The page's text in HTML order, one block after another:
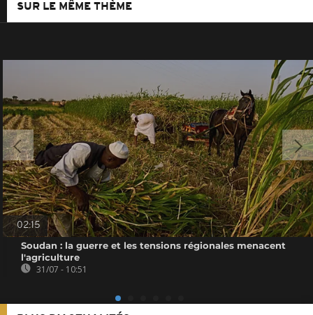
SUR LE MÊME THÈME
02:15
Soudan : la guerre et les tensions régionales menacent
l'agriculture
31/07 - 10:51